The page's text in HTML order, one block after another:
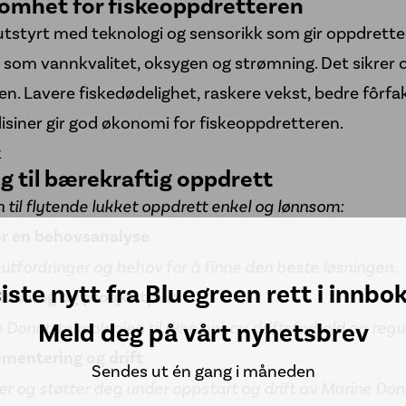
nytt fra Bluegreen rett i
Meld deg på vårt nyhetsbrev
Sendes ut én gang i måneden
for fiskeoppdretteren
med teknologi og sensorikk som gir
som vannkvalitet, oksygen og strømning. Det sikrer
Lavere fiskedødelighet, raskere vekst, bedre
gir god økonomi for fiskeoppdretteren.
til bærekraftig oppdrett
til flytende lukket oppdrett enkel og lønnsom:
en behovsanalyse
og behov for å finne den beste løsningen.
løsning og prosjektplan
Donut-teknologien til dine behov, driftsforhold og
og støtter deg under oppstart og drift av Marine